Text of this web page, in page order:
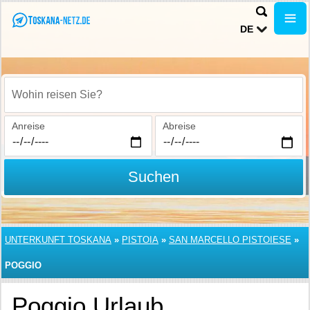
DE
Wohin reisen Sie?
Anreise Abreise
Suchen
UNTERKUNFT TOSKANA » PISTOIA » SAN MARCELLO PISTOIESE »
POGGIO